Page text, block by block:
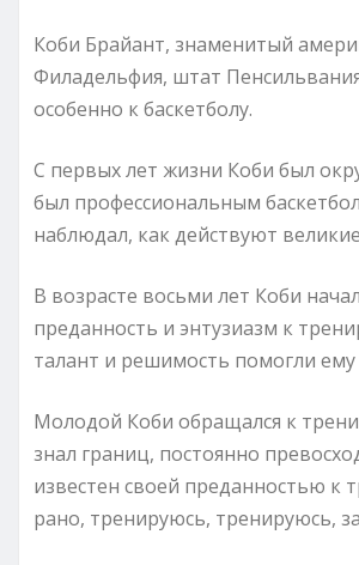
Коби Брайант, знаменитый
Филадельфия, штат
особенно к баскетболу.
С первых лет жизни Коби был
был профессиональным
наблюдал, как действуют
В возрасте восьми лет Коби
преданность и энтузиазм к
талант и решимость помогли
Молодой Коби обращался к
знал границ, постоянно
известен своей преданностью к
рано, тренируюсь, тренируюсь,